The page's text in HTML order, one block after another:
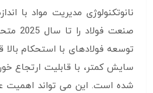
نانوتکنولوژی مدیریت مواد با
صنعت
توسعه فولادهای با استحکام بالا
سایش کمتر، با قابلیت ارتجاع
شده است. این می تواند اهمیت